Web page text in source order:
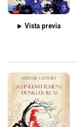
Vista previa